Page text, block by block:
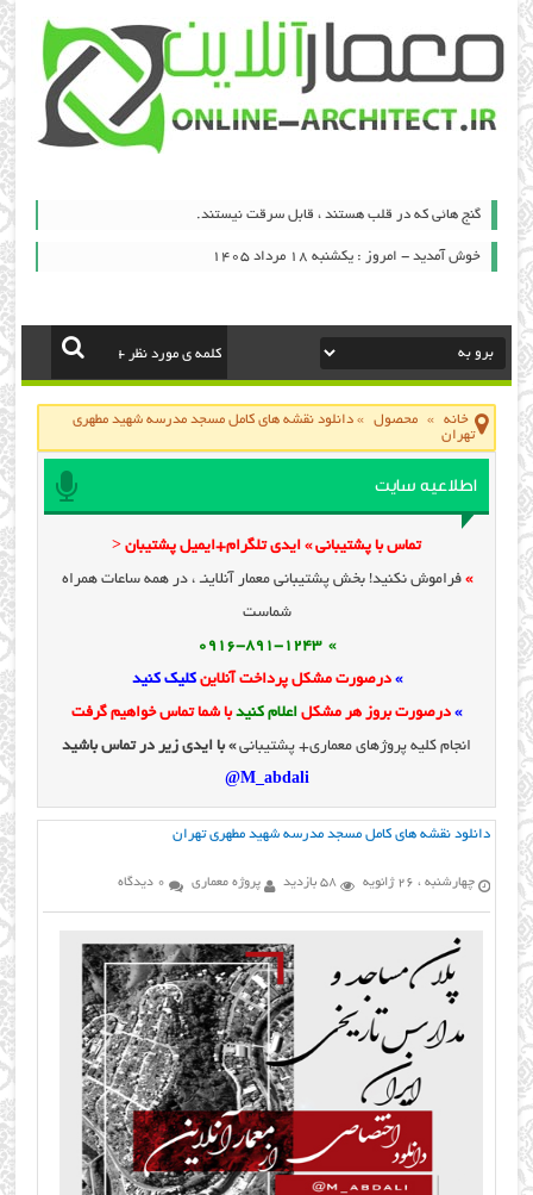
گنج هائی که در قلب هستند ، قابل سرقت نیستند.
خوش آمدید - امروز : یکشنبه ۱۸ مرداد ۱۴۰۵
خانه » محصول »دانلود نقشه های کامل مسجد مدرسه شهید مطهری
تهران
اطلاعیه سایت
تماس با پشتیبانی » ایدی تلگرام+ایمیل پشتیبان <
» فراموش نکنید! بخش پشتیبانی معمار آنلاینـ ، در همه ساعات همراه
شماست
» 0916-891-1243
» درصورت مشکل پرداخت آنلاینکلیک کنید
» درصورت بروز هر مشکل اعلام کنیدبا شما تماس خواهیم گرفت
انجام کلیه پروژهای معماری+ پشتیبانی» با ایدی زیر در تماس باشید
M_abdali@
دانلود نقشه های کامل مسجد مدرسه شهید مطهری تهران
چهارشنبه ، 26 ژانویه 58 بازدید پروژه معماری 0 دیدگاه